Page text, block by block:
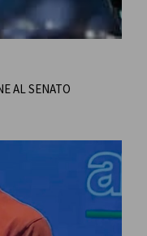
AL SENATO